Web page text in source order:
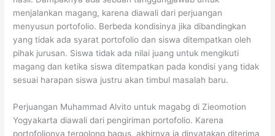
menjalankan magang, karena diawali dari perjuangan
menyusun portofolio. Berbeda kondisinya jika dibandingkan
yang tidak ada syarat portofolio dan siswa ditempatkan oleh
pihak jurusan. Siswa tidak ada nilai juang untuk mengikuti
magang dan ketika siswa ditempatkan pada kondisi yang tidak
sesuai harapan siswa justru akan timbul masalah baru.
Perjuangan Muhammad Alvito untuk magabg di Zieomotion
Yogyakarta diawali dari pengiriman portofolio. Karena
portofolionya tergolong bagus, akhirnya ia dinyatakan diterima